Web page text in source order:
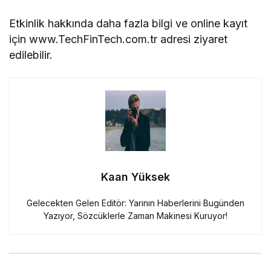
Etkinlik hakkında daha fazla bilgi ve online kayıt
için www.TechFinTech.com.tr adresi ziyaret
edilebilir.
Kaan Yüksek
Gelecekten Gelen Editör: Yarının Haberlerini Bugünden
Yazıyor, Sözcüklerle Zaman Makinesi Kuruyor!